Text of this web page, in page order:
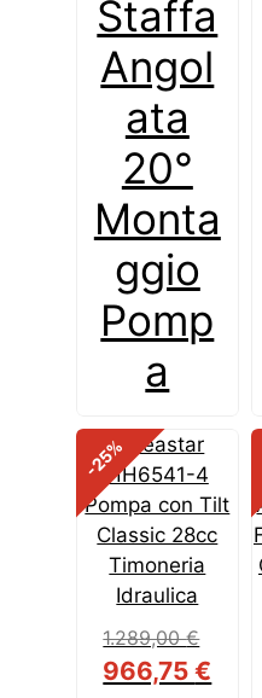
Staffa
Angol
ata
20°
Monta
ggio
Pomp
a
-25
%
1.289,00€
Il
966,75€